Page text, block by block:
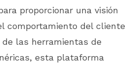
proporcionar una visión
comportamiento del cliente
de las herramientas de
esta plataforma